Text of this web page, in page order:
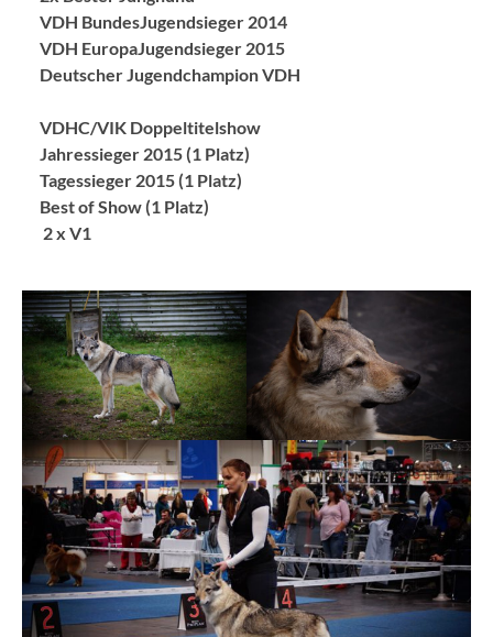
VDH BundesJugendsieger 2014
VDH EuropaJugendsieger 2015
Deutscher Jugendchampion VDH
VDHC/VIK Doppeltitelshow
Jahressieger 2015 (1 Platz)
Tagessieger 2015 (1 Platz)
Best of Show (1 Platz)
2 x V1